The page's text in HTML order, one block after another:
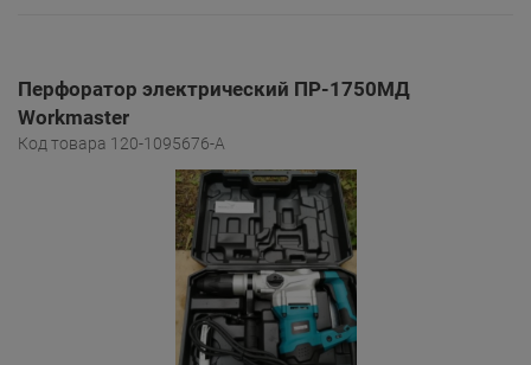
Перфоратор электрический ПР-1750МД
Workmaster
Код товара 120-1095676-A